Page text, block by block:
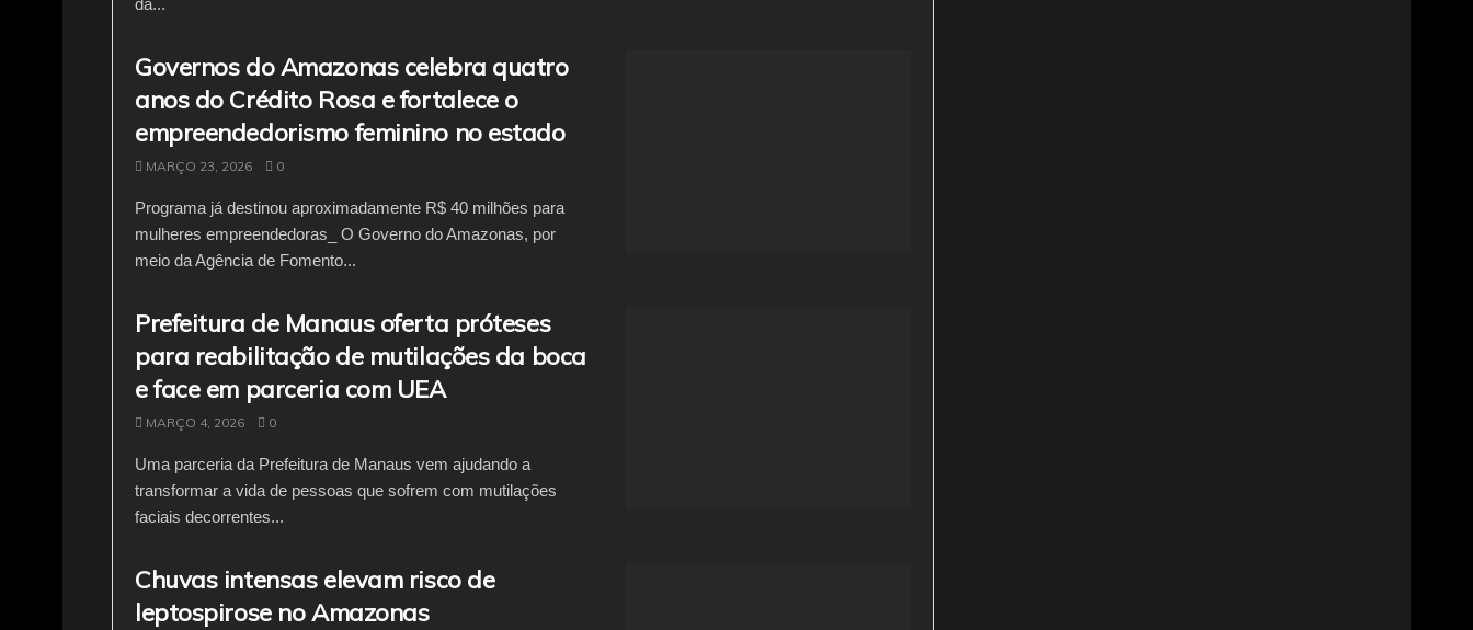
Governos do Amazonas celebra quatro
anos do Crédito Rosa e fortalece o
empreendedorismo feminino no estado
MARÇO 23, 2026 0
Programa já destinou aproximadamente R$ 40 milhões para
mulheres empreendedoras_ O Governo do Amazonas, por
meio da Agência de Fomento...
Prefeitura de Manaus oferta próteses
para reabilitação de mutilações da boca
e face em parceria com UEA
MARÇO 4, 2026 0
Uma parceria da Prefeitura de Manaus vem ajudando a
transformar a vida de pessoas que sofrem com mutilações
faciais decorrentes...
Chuvas intensas elevam risco de
leptospirose no Amazonas